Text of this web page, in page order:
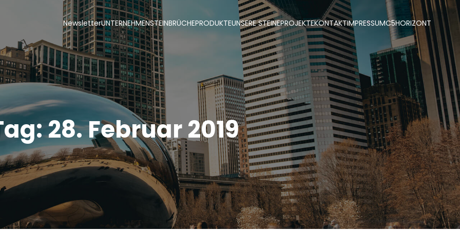
NewsletterUNTERNEHMENSTEINBRÜCHEPRODUKTEUNSERE STEINEPROJEKTEKONTAKTIMPRESSUMC5HORIZONT
28. Februar 2019